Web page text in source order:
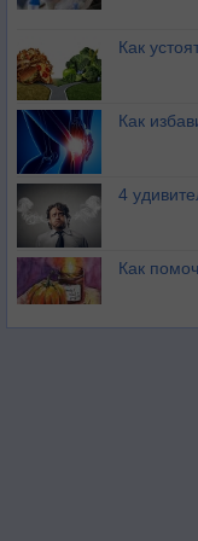
Как
Как
4
Как